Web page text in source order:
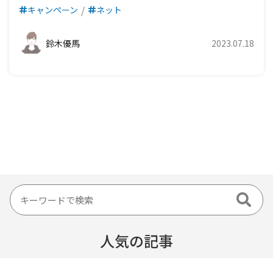
キャンペーン ネット
鈴木優馬 2023.07.18
人気の記事